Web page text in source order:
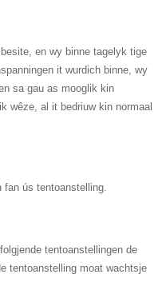
en wy binne tagelyk tige
it wurdich binne, wy
sa gau as mooglik kin
wêze, al it bedriuw kin normaal
fan ús tentoanstelling.
tentoanstellingen de
tentoanstelling moat wachtsje